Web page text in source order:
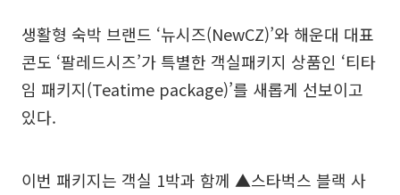
생활형 숙박 브랜드 ‘뉴시즈(NewCZ)’와 해운대 대표
콘도 ‘팔레드시즈’가 특별한 객실패키지 상품인 ‘티타
임 패키지(Teatime package)’를 새롭게 선보이고
있다.
이번 패키지는 객실 1박과 함께 ▲스타벅스 블랙 사